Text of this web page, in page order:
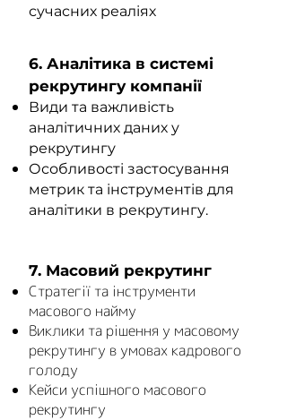
сучасних реаліях
6. Аналітика в системі
рекрутингу компанії
Види та важливість
аналітичних даних у
рекрутингу
Особливості застосування
метрик та інструментів для
аналітики в рекрутингу.
7. Масовий рекрутинг
Стратегії та інструменти
масового найму
Виклики та рішення у масовому
рекрутингу в умовах кадрового
голоду
Кейси успішного масового
рекрутингу